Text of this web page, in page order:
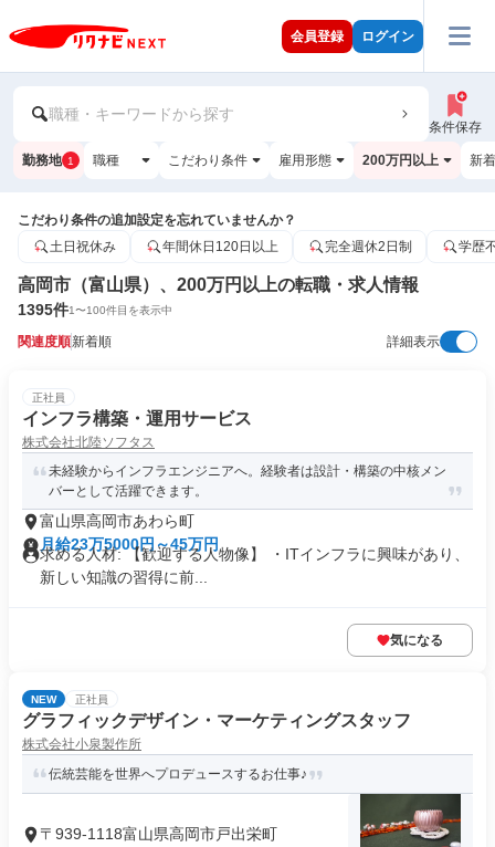
会員登録 ログイン
職種・キーワードから探す
条件保存
勤務地 1 職種 こだわり条件 雇用形態 200万円以上 新
こだわり条件の追加設定を忘れていませんか？
土日祝休み
年間休日120日以上 完全週休2日制 学歴
高岡市（富山県）、200万円以上の転職・求人情報
1395件1〜100件目を表示中
関連度順新着順 詳細表示
正社員
インフラ構築・運用サービス
株式会社北陸ソフタス
未経験からインフラエンジニアへ。経験者は設計・構築の中核メン
バーとして活躍できます。
富山県高岡市あわら町
月給23万5000円～45万円
求める人材: 【歓迎する人物像】 ・ITインフラに興味があり、
新しい知識の習得に前...
気になる
NEW 正社員
グラフィックデザイン・マーケティングスタッフ
株式会社小泉製作所
伝統芸能を世界へプロデュースするお仕事♪
〒939-1118富山県高岡市戸出栄町